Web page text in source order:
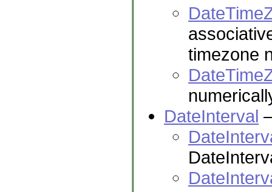
timezone
DateInterval